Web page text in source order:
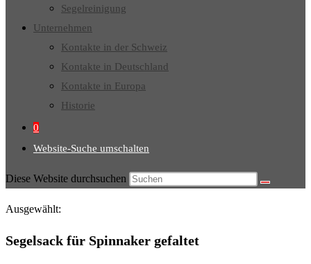
Segelreinigung
Unternehmen
Kontakte in der Schweiz
Kontakte in Deutschland
Kontakte in Europa
Historie
0
Website-Suche umschalten
Diese Website durchsuchen
Ausgewählt:
Segelsack für Spinnaker gefaltet